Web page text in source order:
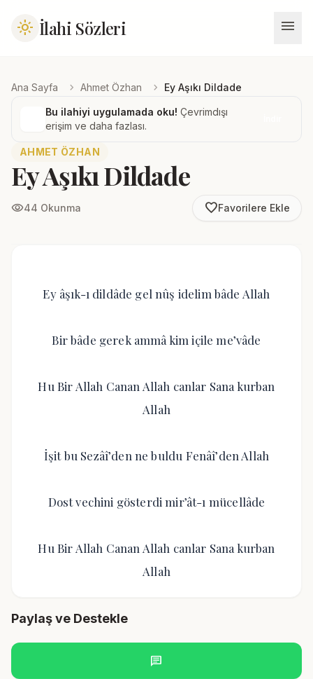
light_mode İlahi Sözleri menu
Ana Sayfa chevron_right Ahmet Özhan chevron_right Ey Aşıkı Dildade
Bu ilahiyi uygulamada oku! Çevrimdışı
erişim ve daha fazlası.
AHMET ÖZHAN
Ey Aşıkı Dildade
visibility44 Okunma favorite_borderFavorilere Ekle
Ey âşık-ı dildâde gel nûş idelim bâde Allah
Bir bâde gerek ammâ kim içile me’vâde
Hu Bir Allah Canan Allah canlar Sana kurban
Allah
İşit bu Sezâî’den ne buldu Fenâî’den Allah
Dost vechini gösterdi mir’ât-ı mücellâde
Hu Bir Allah Canan Allah canlar Sana kurban
Allah
Paylaş ve Destekle
chat